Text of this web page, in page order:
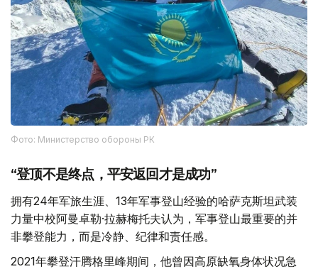
Фото: Министерство обороны РК
“登顶不是终点，平安返回才是成功”
拥有24年军旅生涯、13年军事登山经验的哈萨克斯坦武装
力量中校阿曼卓勒·拉赫梅托夫认为，军事登山最重要的并
非攀登能力，而是冷静、纪律和责任感。
2021年攀登汗腾格里峰期间，他曾因高原缺氧身体状况急